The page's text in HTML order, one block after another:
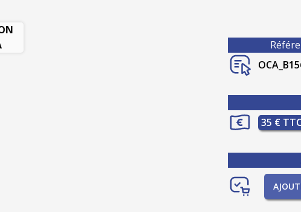
35 €